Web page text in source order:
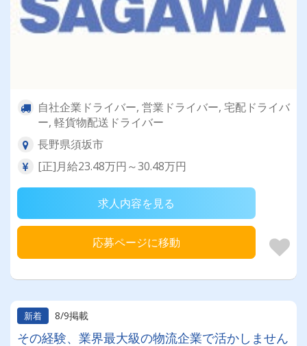
自社企業ドライバー, 営業ドライバー, 宅配ドライバ
ー, 軽貨物配送ドライバー
長野県須坂市
[正]月給23.48万円～30.48万円
求人内容を見る
応募ページに移動
新着 8/9掲載
その経験、業界最大級の物流企業で活かしません